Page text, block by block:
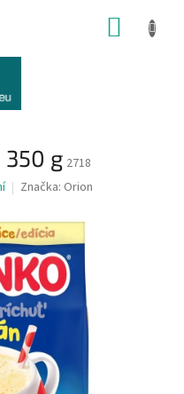
350 g 2718
Značka: Orion